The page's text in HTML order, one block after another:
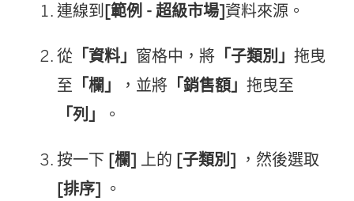
連線到 [範例 - 超級市場]資料來源。
從 「資料」 窗格中，將 「子類別」 拖曳
至 「欄」 ，並將 「銷售額」 拖曳至
「列」
。
按一下 [欄] 上的 [子類別] ，然後選取
[排序] 。